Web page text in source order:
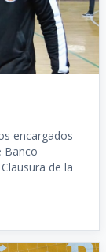
encargados
Banco
de la